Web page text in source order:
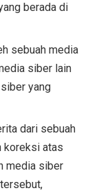
berada di
sebuah media
siber lain
yang
dari sebuah
koreksi atas
media siber